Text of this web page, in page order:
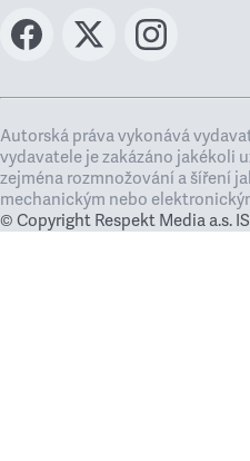
Autorská práva vykonává
vydavatele je zakázáno jakékoli
zejména rozmnožování a šíření
mechanickým nebo
© Copyright Respekt Media a.s.